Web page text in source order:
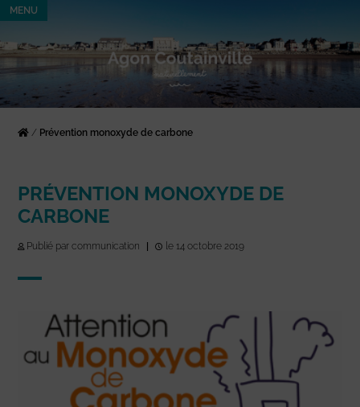
MENU
/ Prévention monoxyde de carbone
PRÉVENTION MONOXYDE DE
CARBONE
Publié par communication le 14 octobre 2019